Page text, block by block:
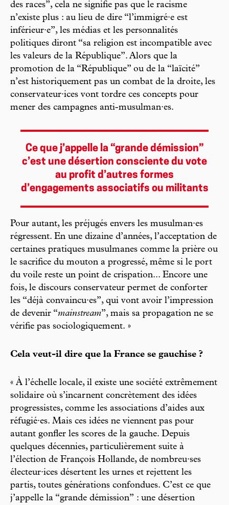
des races”, cela ne signifie pas que le racisme
n’existe plus : au lieu de dire “l’immigré·e est
inférieur·e”, les médias et les personnalités
politiques diront “sa religion est incompatible avec
les valeurs de la République”. Alors que la
promotion de la “République” ou de la “laïcité”
n’est historiquement pas un combat de la droite, les
conservateur·ices vont tordre ces concepts pour
mener des campagnes anti-musulman·es.
Ce que j’appelle la “grande démission”
c’est une désertion consciente du vote
au profit d’autres formes
d’engagements associatifs ou militants
Pour autant, les préjugés envers les musulman·es
régressent. En une dizaine d’années, l’acceptation de
certaines pratiques musulmanes comme la prière ou
le sacrifice du mouton a progressé, même si le port
du voile reste un point de crispation... Encore une
fois, le discours conservateur permet de conforter
les “déjà convaincu·es”, qui vont avoir l’impression
de devenir “mainstream”, mais sa propagation ne se
vérifie pas sociologiquement. »
Cela veut-il dire que la France se gauchise ?
« À l’échelle locale, il existe une société extrêmement
solidaire où s’incarnent concrètement des idées
progressistes, comme les associations d’aides aux
réfugié·es. Mais ces idées ne viennent pas pour
autant gonfler les scores de la gauche. Depuis
quelques décennies, particulièrement suite à
l’élection de François Hollande, de nombreu·ses
électeur·ices désertent les urnes et rejettent les
partis, toutes générations confondues. C’est ce que
j’appelle la “grande démission” : une désertion